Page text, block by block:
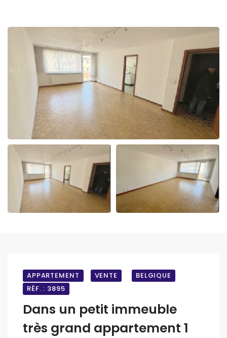
APPARTEMENT VENTE
BELGIQUE
RÉF. : 3895
Dans un petit immeuble
très grand appartement 1